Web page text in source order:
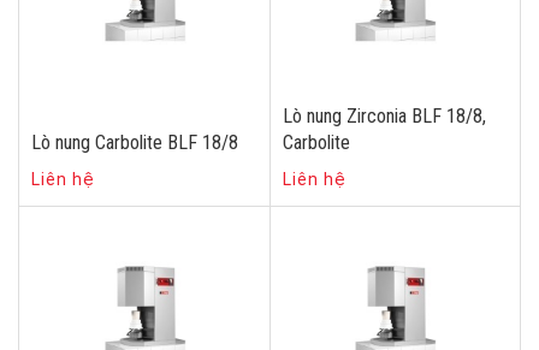
Lò nung Carbolite BLF 18/8
Liên hệ
Lò nung Zirconia BLF 18/8,
Carbolite
Liên hệ